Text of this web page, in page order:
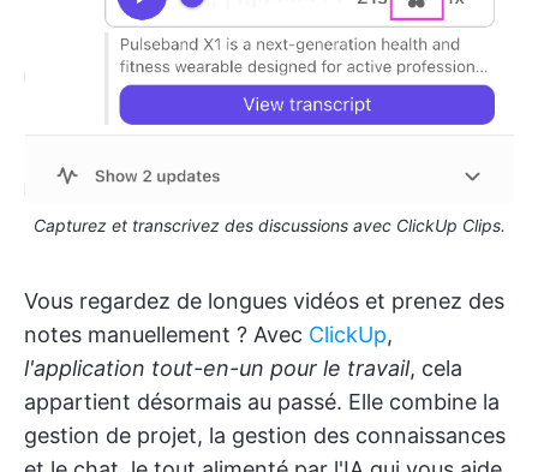
Capturez et transcrivez des discussions avec ClickUp Clips.
Vous regardez de longues vidéos et prenez des
notes manuellement ? Avec ClickUp,
l'application tout-en-un pour le travail, cela
appartient désormais au passé. Elle combine la
gestion de projet, la gestion des connaissances